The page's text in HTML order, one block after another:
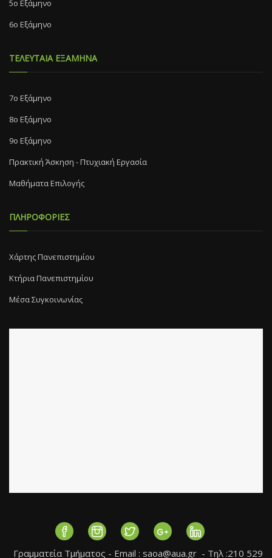
5ο Εξάμηνο
6ο Εξάμηνο
ΤΕΛΕΥΤΑΙΑ ΕΞΑΜΗΝΑ
7o Eξάμηνο
8o Eξάμηνο
9ο Εξάμηνο
Πρακτική Άσκηση - Πτυχιακή Εργασία
Μαθήματα Επιλογής
ΠΛΗΡΟΦΟΡΙΕΣ
Χάρτης Πανεπιστημίου
Κτήρια Πανεπιστημίου
Μέσα Συγκοινωνίας
Γραμματεία Τμήματος - Εmail : saoa@aua.gr - Τηλ :210 529